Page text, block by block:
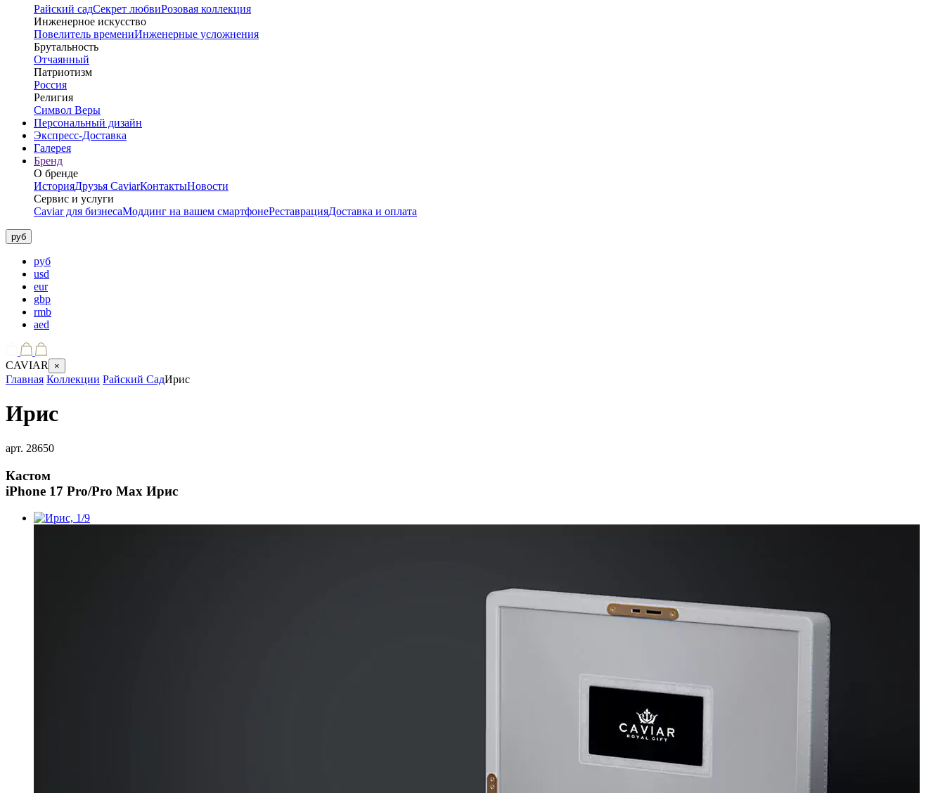
Райский садСекрет любвиРозовая коллекция
Инженерное искусство
Повелитель времениИнженерные усложнения
Брутальность
Отчаянный
Патриотизм
Россия
Религия
Символ Веры
Персональный дизайн
Экспресс-Доставка
Галерея
Бренд
О бренде
ИсторияДрузья CaviarКонтактыНовости
Сервис и услуги
Caviar для бизнесаМоддинг на вашем смартфонеРеставрацияДоставка и оплата
руб
руб
usd
eur
gbp
rmb
aed
CAVIAR ×
Главная Коллекции Райский СадИрис
Ирис
арт. 28650
Кастом
iPhone 17 Pro/Pro Max Ирис